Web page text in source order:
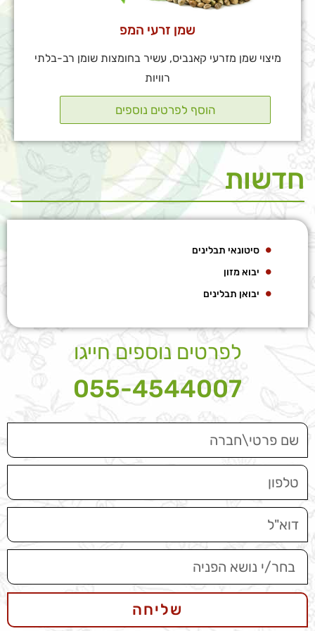
שמן זרעי המפ
מיצוי שמן מזרעי קאנביס, עשיר בחומצות שומן רב-בלתי
רוויות
חדשות
סיטונאי תבלינים
יבוא מזון
יבואן תבלינים
לפרטים נוספים חייגו
055-4544007
שליחה